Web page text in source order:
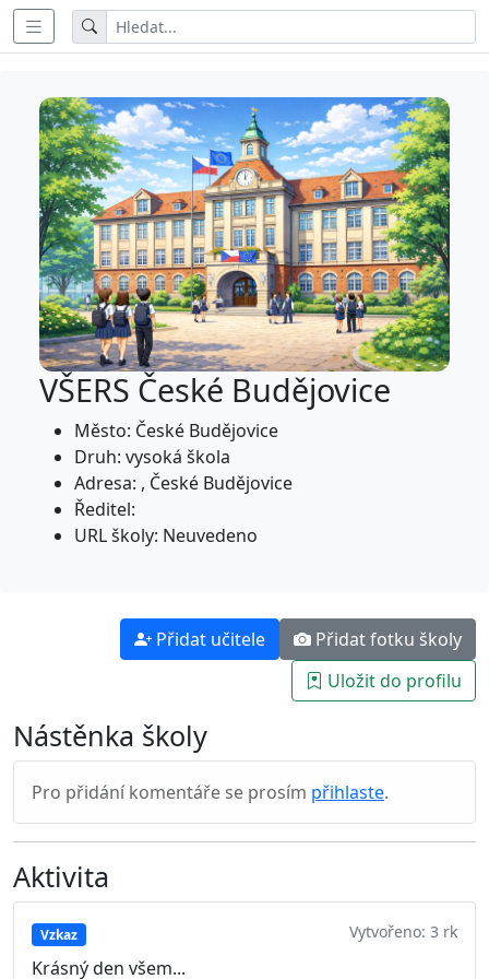
VŠERS České Budějovice
Město: České Budějovice
Druh: vysoká škola
Adresa: , České Budějovice
Ředitel:
URL školy: Neuvedeno
Přidat učitele
Přidat fotku školy
Uložit do profilu
Nástěnka školy
Pro přidání komentáře se prosím přihlaste.
Aktivita
Vzkaz Vytvořeno: 3 rk
Krásný den všem...